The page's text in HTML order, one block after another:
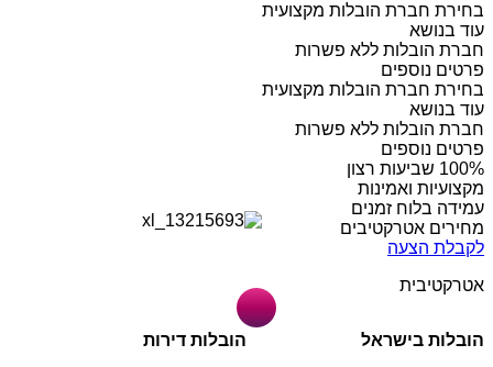
בחירת חברת הובלות מקצועית
עוד בנושא
חברת הובלות ללא פשרות
פרטים נוספים
בחירת חברת הובלות מקצועית
עוד בנושא
חברת הובלות ללא פשרות
פרטים נוספים
מקצועיות ואמינות
עמידה בלוח זמנים
מחירים אטרקטיבים
לקבלת הצעה
אטרקטיבית
הובלות בישראל
הובלות דירות